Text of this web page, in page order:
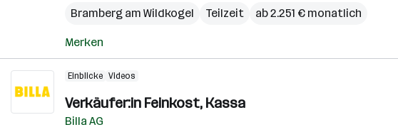
Bramberg am Wildkogel
Teilzeit ab 2.251 € monatlich
Merken
Einblicke Videos
Verkäufer:in Feinkost, Kassa
Billa AG